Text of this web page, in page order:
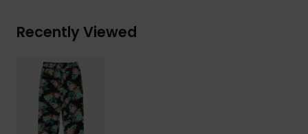
Recently Viewed